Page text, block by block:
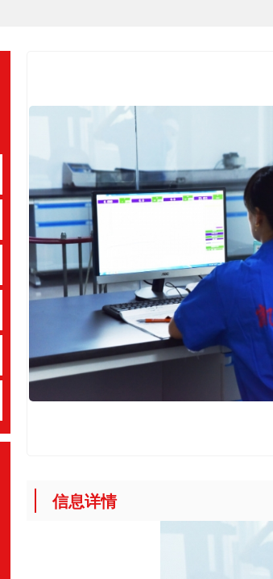
弹性体改性沥青防水卷材
高分子防水卷材系列
自粘防水卷材系列
聚乙烯丙（涤）纶复合防水卷材
耐根穿刺防水卷材系列
防水涂料系列
信息详情